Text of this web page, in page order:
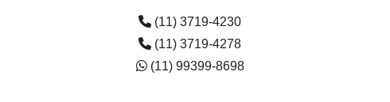
(11) 3719-4230
(11) 3719-4278
(11) 99399-8698